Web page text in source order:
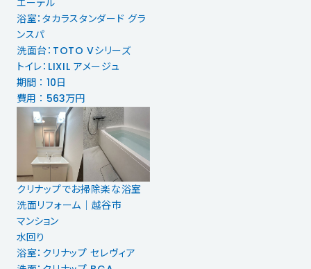
エーデル
浴室：タカラスタンダード グラ
ンスパ
洗面台：TOTO Vシリーズ
トイレ：LIXIL アメージュ
期間 ： 10日
費用 ： 563万円
クリナップでお掃除楽な浴室
洗面リフォーム│越谷市
マンション
水回り
浴室：クリナップ セレヴィア